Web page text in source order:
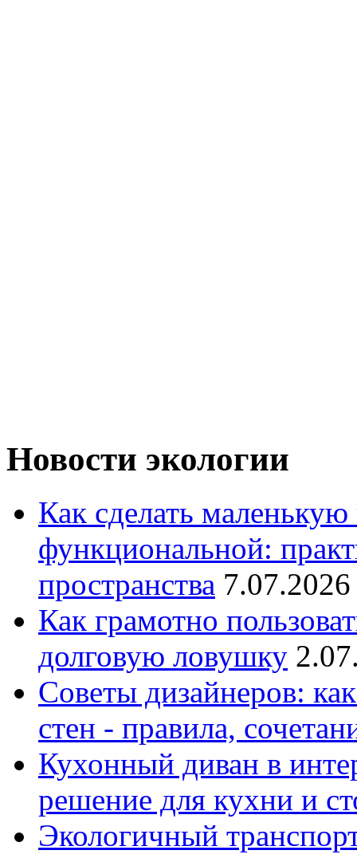
Новости экологии
Как сделать
функциональной:
пространства
Как грамотно
долговую ловушку
Советы дизайнеров:
стен - правила,
Кухонный диван в
решение для кухни и
Экологичный